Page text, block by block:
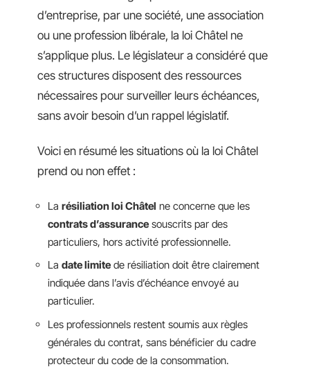
d’entreprise, par une société, une association
ou une profession libérale, la loi Châtel ne
s’applique plus. Le législateur a considéré que
ces structures disposent des ressources
nécessaires pour surveiller leurs échéances,
sans avoir besoin d’un rappel législatif.
Voici en résumé les situations où la loi Châtel
prend ou non effet :
La résiliation loi Châtel ne concerne que les
contrats d’assurance souscrits par des
particuliers, hors activité professionnelle.
La date limite de résiliation doit être clairement
indiquée dans l’avis d’échéance envoyé au
particulier.
Les professionnels restent soumis aux règles
générales du contrat, sans bénéficier du cadre
protecteur du code de la consommation.